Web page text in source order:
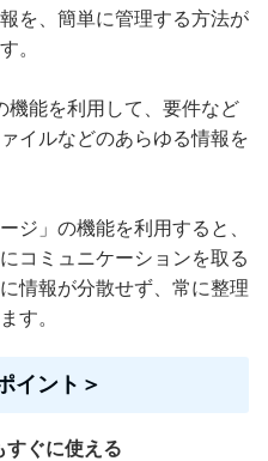
を、簡単に管理する方法が
。
機能を利用して、要件など
イルなどのあらゆる情報を
ジ」の機能を利用すると、
コミュニケーションを取る
情報が分散せず、常に整理
す。
イント＞
すぐに使える